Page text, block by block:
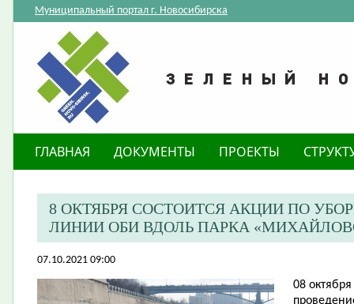
Муниципальный портал г. Новосибирска
ГЛАВНАЯ ДОКУМЕНТЫ ПРОЕКТЫ
8 ОКТЯБРЯ СОСТОИТСЯ АКЦИИ ПО
ЛИНИИ ОБИ ВДОЛЬ ПАРКА
07.10.2021 09:00
08